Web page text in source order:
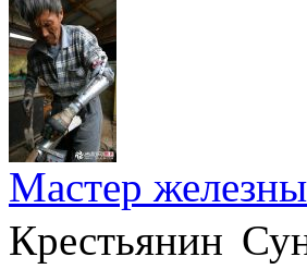
Мастер
Крестьянин